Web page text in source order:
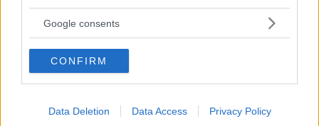
not limited to your visit or usage behaviour. You may click to
use your data for below specified purposes in below Google
consent section.
Google consents
CONFIRM
Data Deletion Data Access Privacy Policy
Tra isegnali più diffusidel mal di fretta,
troviamo senz’altro:
Continua a leggere dopo la pubblicità